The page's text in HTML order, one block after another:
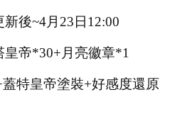
新後~4月 23 日 12:00
皇帝*30+月亮徽章*1
蓋特皇帝塗裝+好感度還原